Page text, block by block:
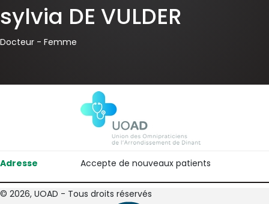
sylvia DE VULDER
Docteur - Femme
Adresse Accepte de nouveaux patients
© 2026, UOAD - Tous droits réservés